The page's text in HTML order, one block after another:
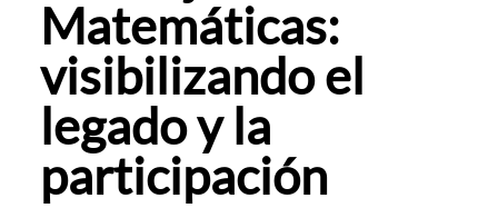
Repositorio
Redes de Trabajo
Matemáticas:
visibilizando el
legado y la
participación